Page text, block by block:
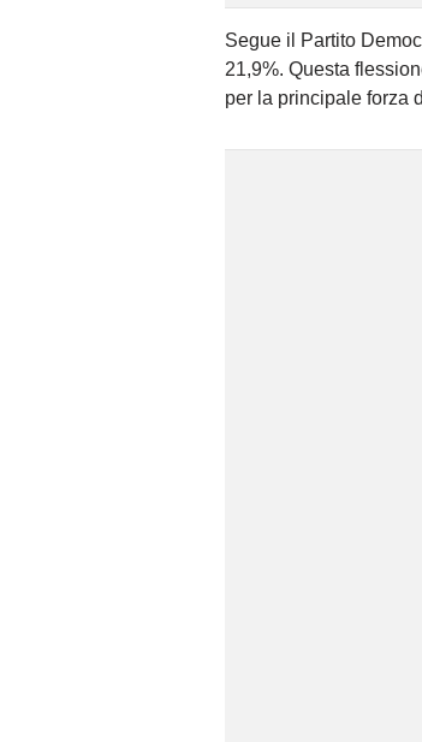
Segue il Partito
21,9%. Questa
per la principale forza